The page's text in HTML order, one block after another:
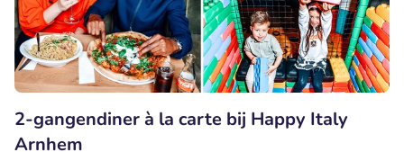
2-gangendiner à la carte bij Happy Italy
Arnhem